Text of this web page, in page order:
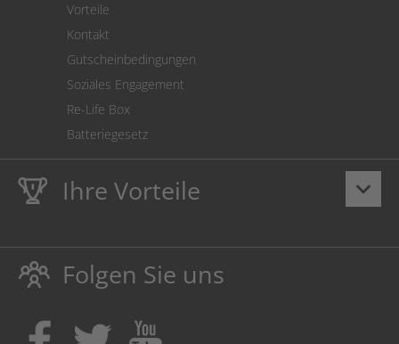
Vorteile
Kontakt
Gutscheinbedingungen
Soziales Engagement
Re-Life Box
Batteriegesetz
keyboard_arrow_down
Ihre Vorteile
LebenslangeHausmarke Garantieauf Toner und Tinte
schützt auch Ihren Drucker.
Umweltfreundlich dadurch Abfallvermeidung.
Kaufen Sie Tinte & Toner ruhig da, wo Ihre Kinder einen
Folgen Sie uns